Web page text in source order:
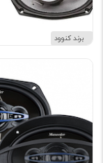
برند کنوود